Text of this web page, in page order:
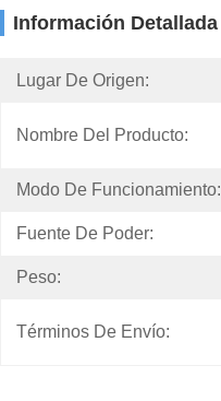
Información Detallada
Lugar De Origen:
Nombre Del Producto:
Modo De Funcionamiento:
Fuente De Poder:
Peso:
Términos De Envío: